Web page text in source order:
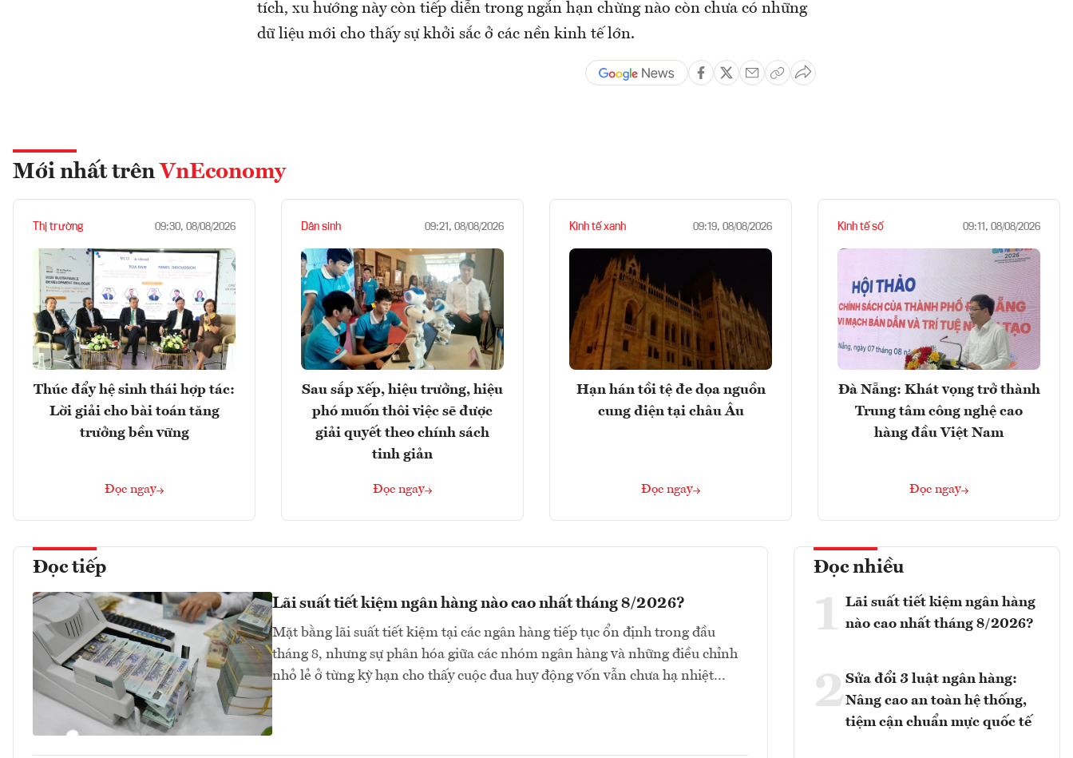
tích, xu hướng này còn tiếp diễn trong ngắn hạn chừng nào còn chưa có những
dữ liệu mới cho thấy sự khởi sắc ở các nền kinh tế lớn.
Mới nhất trên VnEconomy
Thị trường 09:30, 08/08/2026
Thúc đẩy hệ sinh thái hợp tác:
Lời giải cho bài toán tăng
trưởng bền vững
Đọc ngay
Dân sinh 09:21, 08/08/2026
Sau sắp xếp, hiệu trưởng, hiệu
phó muốn thôi việc sẽ được
giải quyết theo chính sách
tinh giản
Đọc ngay
Kinh tế xanh 09:19, 08/08/2026
Hạn hán tồi tệ đe dọa nguồn
cung điện tại châu Âu
Đọc ngay
Kinh tế số 09:11, 08/08/2026
Đà Nẵng: Khát vọng trở thành
Trung tâm công nghệ cao
hàng đầu Việt Nam
Đọc ngay
Đọc tiếp
Lãi suất tiết kiệm ngân hàng nào cao nhất tháng 8/2026?
Mặt bằng lãi suất tiết kiệm tại các ngân hàng tiếp tục ổn định trong đầu
tháng 8, nhưng sự phân hóa giữa các nhóm ngân hàng và những điều chỉnh
nhỏ lẻ ở từng kỳ hạn cho thấy cuộc đua huy động vốn vẫn chưa hạ nhiệt…
Đọc nhiều
1 Lãi suất tiết kiệm ngân hàng
nào cao nhất tháng 8/2026?
2Sửa đổi 3 luật ngân hàng:
Nâng cao an toàn hệ thống,
tiệm cận chuẩn mực quốc tế